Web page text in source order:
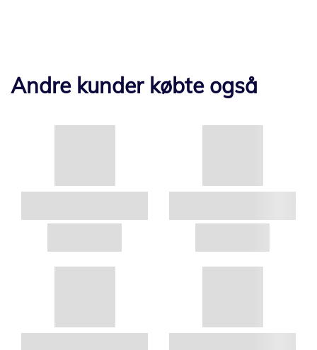
Andre kunder købte også